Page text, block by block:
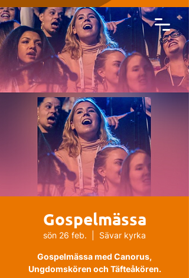
Gospelmässa
sön 26 feb. Sävar kyrka
Gospelmässa med Canorus,
Ungdomskören och Täfteåkören.